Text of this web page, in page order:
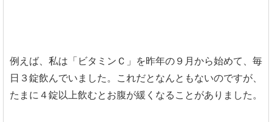
例えば、私は「ビタミンＣ」を昨年の９月から始めて、毎
日３錠飲んでいました。これだとなんともないのですが、
たまに４錠以上飲むとお腹が緩くなることがありました。